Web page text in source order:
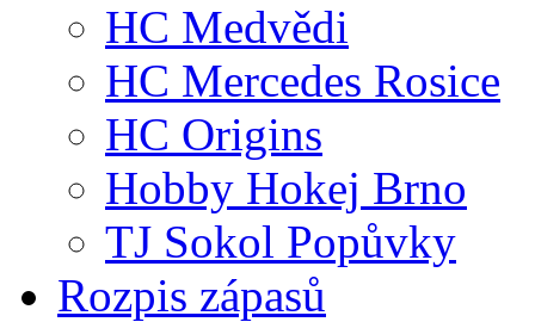
HC Medvědi
HC Mercedes Rosice
HC Origins
Hobby Hokej Brno
TJ Sokol Popůvky
Rozpis zápasů